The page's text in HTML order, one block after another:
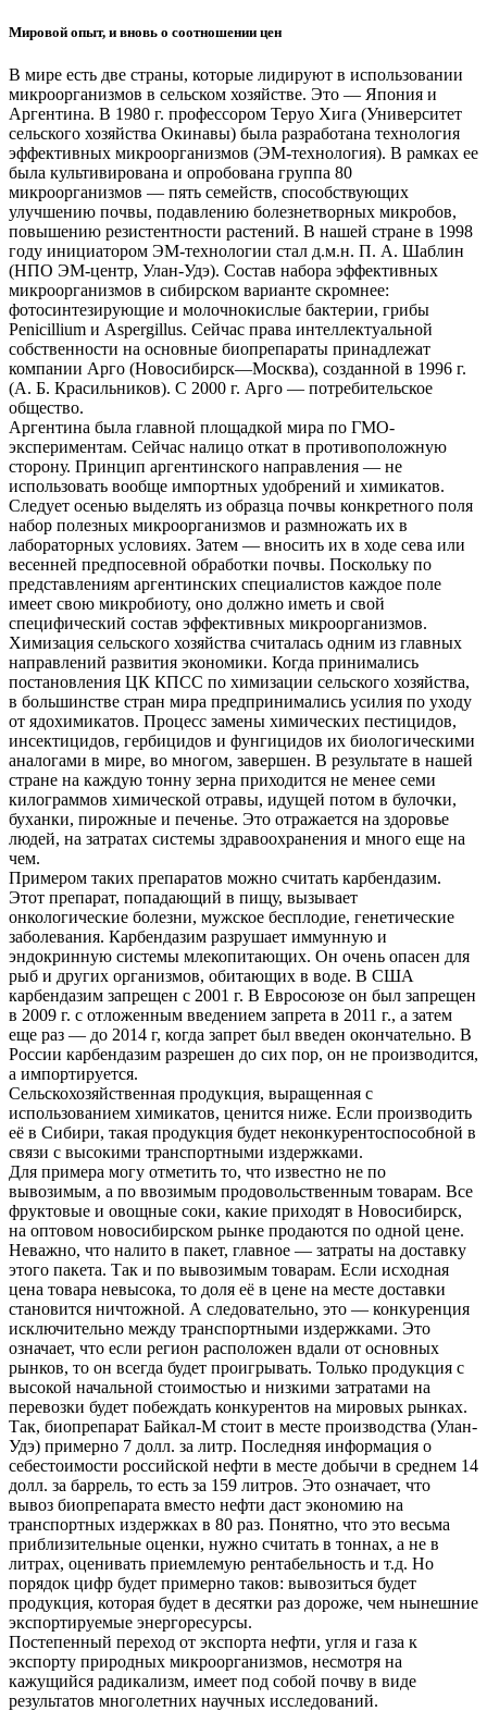
Мировой опыт, и вновь о соотношении цен
В мире есть две страны, которые лидируют в использовании
микроорганизмов в сельском хозяйстве. Это — Япония и
Аргентина. В 1980 г. профессором Теруо Хига (Университет
сельского хозяйства Окинавы) была разработана технология
эффективных микроорганизмов (ЭМ-технология). В рамках ее
была культивирована и опробована группа 80
микроорганизмов — пять семейств, способствующих
улучшению почвы, подавлению болезнетворных микробов,
повышению резистентности растений. В нашей стране в 1998
году инициатором ЭМ-технологии стал д.м.н. П. А. Шаблин
(НПО ЭМ-центр, Улан-Удэ). Состав набора эффективных
микроорганизмов в сибирском варианте скромнее:
фотосинтезирующие и молочнокислые бактерии, грибы
Penicillium и Aspergillus. Сейчас права интеллектуальной
собственности на основные биопрепараты принадлежат
компании Арго (Новосибирск—Москва), созданной в 1996 г.
(А. Б. Красильников). С 2000 г. Арго — потребительское
общество.
Аргентина была главной площадкой мира по ГМО-
экспериментам. Сейчас налицо откат в противоположную
сторону. Принцип аргентинского направления — не
использовать вообще импортных удобрений и химикатов.
Следует осенью выделять из образца почвы конкретного поля
набор полезных микроорганизмов и размножать их в
лабораторных условиях. Затем — вносить их в ходе сева или
весенней предпосевной обработки почвы. Поскольку по
представлениям аргентинских специалистов каждое поле
имеет свою микробиоту, оно должно иметь и свой
специфический состав эффективных микроорганизмов.
Химизация сельского хозяйства считалась одним из главных
направлений развития экономики. Когда принимались
постановления ЦК КПСС по химизации сельского хозяйства,
в большинстве стран мира предпринимались усилия по уходу
от ядохимикатов. Процесс замены химических пестицидов,
инсектицидов, гербицидов и фунгицидов их биологическими
аналогами в мире, во многом, завершен. В результате в нашей
стране на каждую тонну зерна приходится не менее семи
килограммов химической отравы, идущей потом в булочки,
буханки, пирожные и печенье. Это отражается на здоровье
людей, на затратах системы здравоохранения и много еще на
чем.
Примером таких препаратов можно считать карбендазим.
Этот препарат, попадающий в пищу, вызывает
онкологические болезни, мужское бесплодие, генетические
заболевания. Карбендазим разрушает иммунную и
эндокринную системы млекопитающих. Он очень опасен для
рыб и других организмов, обитающих в воде. В США
карбендазим запрещен с 2001 г. В Евросоюзе он был запрещен
в 2009 г. с отложенным введением запрета в 2011 г., а затем
еще раз — до 2014 г, когда запрет был введен окончательно. В
России карбендазим разрешен до сих пор, он не производится,
а импортируется.
Сельскохозяйственная продукция, выращенная с
использованием химикатов, ценится ниже. Если производить
её в Сибири, такая продукция будет неконкурентоспособной в
связи с высокими транспортными издержками.
Для примера могу отметить то, что известно не по
вывозимым, а по ввозимым продовольственным товарам. Все
фруктовые и овощные соки, какие приходят в Новосибирск,
на оптовом новосибирском рынке продаются по одной цене.
Неважно, что налито в пакет, главное — затраты на доставку
этого пакета. Так и по вывозимым товарам. Если исходная
цена товара невысока, то доля её в цене на месте доставки
становится ничтожной. А следовательно, это — конкуренция
исключительно между транспортными издержками. Это
означает, что если регион расположен вдали от основных
рынков, то он всегда будет проигрывать. Только продукция с
высокой начальной стоимостью и низкими затратами на
перевозки будет побеждать конкурентов на мировых рынках.
Так, биопрепарат Байкал-М стоит в месте производства (Улан-
Удэ) примерно 7 долл. за литр. Последняя информация о
себестоимости российской нефти в месте добычи в среднем 14
долл. за баррель, то есть за 159 литров. Это означает, что
вывоз биопрепарата вместо нефти даст экономию на
транспортных издержках в 80 раз. Понятно, что это весьма
приблизительные оценки, нужно считать в тоннах, а не в
литрах, оценивать приемлемую рентабельность и т.д. Но
порядок цифр будет примерно таков: вывозиться будет
продукция, которая будет в десятки раз дороже, чем нынешние
экспортируемые энергоресурсы.
Постепенный переход от экспорта нефти, угля и газа к
экспорту природных микроорганизмов, несмотря на
кажущийся радикализм, имеет под собой почву в виде
результатов многолетних научных исследований.